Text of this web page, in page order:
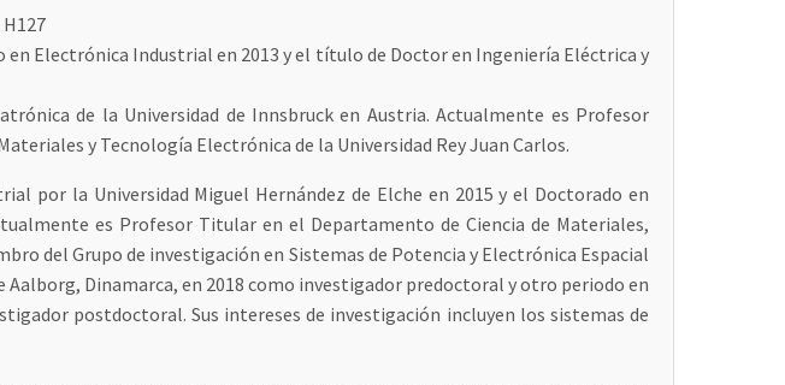
Electrónica Industrial en 2013 y el título de Doctor en Ingeniería Eléctrica y
de la Universidad de Innsbruck en Austria. Actualmente es Profesor
y Tecnología Electrónica de la Universidad Rey Juan Carlos.
por la Universidad Miguel Hernández de Elche en 2015 y el Doctorado en
es Profesor Titular en el Departamento de Ciencia de Materiales,
del Grupo de investigación en Sistemas de Potencia y Electrónica Espacial
Dinamarca, en 2018 como investigador predoctoral y otro periodo en
postdoctoral. Sus intereses de investigación incluyen los sistemas de